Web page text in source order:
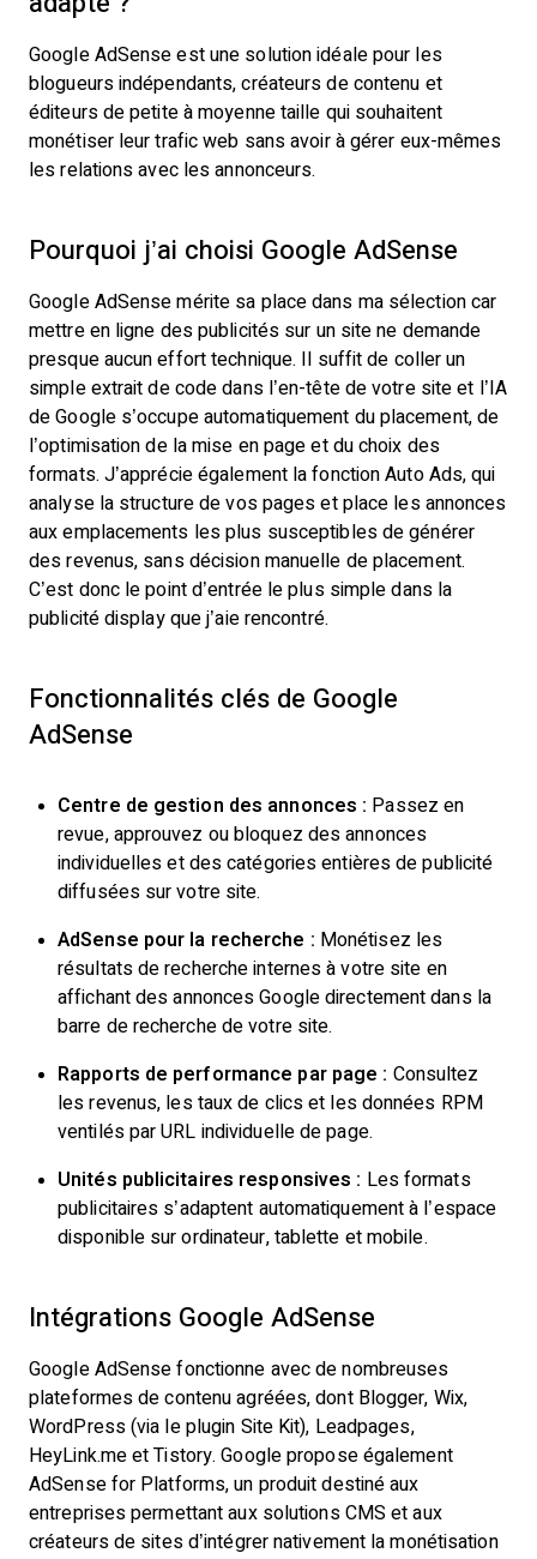
Google AdSense est une solution idéale pour les
blogueurs indépendants, créateurs de contenu et
éditeurs de petite à moyenne taille qui souhaitent
monétiser leur trafic web sans avoir à gérer eux-mêmes
les relations avec les annonceurs.
Pourquoi j’ai choisi Google AdSense
Google AdSense mérite sa place dans ma sélection car
mettre en ligne des publicités sur un site ne demande
presque aucun effort technique. Il suffit de coller un
simple extrait de code dans l’en-tête de votre site et l’IA
de Google s’occupe automatiquement du placement, de
l’optimisation de la mise en page et du choix des
formats. J’apprécie également la fonction Auto Ads, qui
analyse la structure de vos pages et place les annonces
aux emplacements les plus susceptibles de générer
des revenus, sans décision manuelle de placement.
C’est donc le point d’entrée le plus simple dans la
publicité display que j’aie rencontré.
Fonctionnalités clés de Google
AdSense
Centre de gestion des annonces : Passez en
revue, approuvez ou bloquez des annonces
individuelles et des catégories entières de publicité
diffusées sur votre site.
AdSense pour la recherche : Monétisez les
résultats de recherche internes à votre site en
affichant des annonces Google directement dans la
barre de recherche de votre site.
Rapports de performance par page : Consultez
les revenus, les taux de clics et les données RPM
ventilés par URL individuelle de page.
Unités publicitaires responsives : Les formats
publicitaires s’adaptent automatiquement à l’espace
disponible sur ordinateur, tablette et mobile.
Intégrations Google AdSense
Google AdSense fonctionne avec de nombreuses
plateformes de contenu agréées, dont Blogger, Wix,
WordPress (via le plugin Site Kit), Leadpages,
HeyLink.me et Tistory. Google propose également
AdSense for Platforms, un produit destiné aux
entreprises permettant aux solutions CMS et aux
créateurs de sites d’intégrer nativement la monétisation